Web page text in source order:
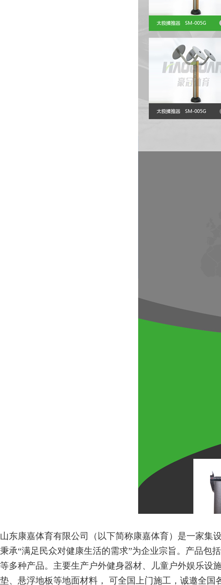
山东康嘉体育有限公司（以下简称康嘉体育）是一家集
秉承“满足民众对健康生活的需求”为企业宗旨。产品包
等多种产品。主要生产户外健身器材、儿童户外娱乐设
垫、悬浮地板等地面材料， 可全国上门施工，诚邀全国